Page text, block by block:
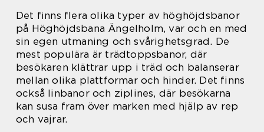
Det finns flera olika typer av höghöjdsbanor
på Höghöjdsbana Ängelholm, var och en med
sin egen utmaning och svårighetsgrad. De
mest populära är trädtoppsbanor, där
besökaren klättrar upp i träd och balanserar
mellan olika plattformar och hinder. Det finns
också linbanor och ziplines, där besökarna
kan susa fram över marken med hjälp av rep
och vajrar.